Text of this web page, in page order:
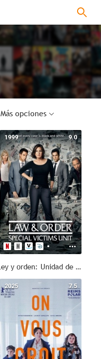
Más opciones
9.0
1999
Ley y orden: Unidad de Víctimas Especiales
7.5
2025